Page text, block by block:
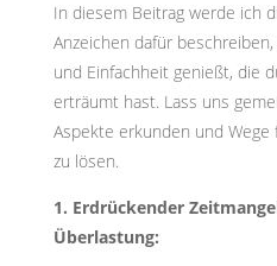
In diesem Beitrag werde ich
Anzeichen dafür
und Einfachheit genießt, die
erträumt hast. Lass uns
Aspekte erkunden und Wege
zu lösen.
1. Erdrückender
Überlastung: